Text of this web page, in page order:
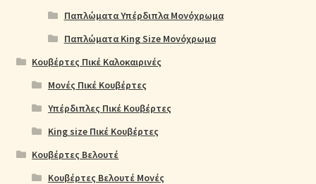
Παπλώματα Υπέρδιπλα Μονόχρωμα
Παπλώματα King Size Μονόχρωμα
Κουβέρτες Πικέ Καλοκαιρινές
Μονές Πικέ Κουβέρτες
Υπέρδιπλες Πικέ Κουβέρτες
King size Πικέ Κουβέρτες
Κουβέρτες Βελουτέ
Κουβέρτες Βελουτέ Μονές